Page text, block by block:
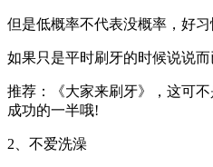
但是低概率不代表没概率，好习
如果只是平时刷牙的时候说说
推荐：《大家来刷牙》，这可
成功的一半哦!
2、不爱洗澡